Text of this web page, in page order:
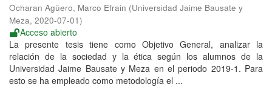
Ocharan Agüero, Marco Efrain (Universidad Jaime Bausate y
Meza, 2020-07-01)
Acceso abierto
La presente tesis tiene como Objetivo General, analizar la
relación de la sociedad y la ética según los alumnos de la
Universidad Jaime Bausate y Meza en el periodo 2019-1. Para
esto se ha empleado como metodología el ...